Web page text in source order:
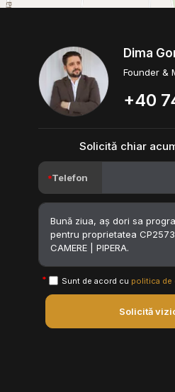
Dima
Founder &
+40
Solicită chiar
Telefon
Sunt de acord cu politica de
Solicită